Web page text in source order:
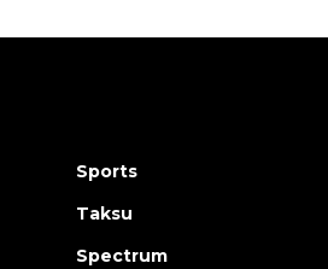
Sports
Taksu
Spectrum